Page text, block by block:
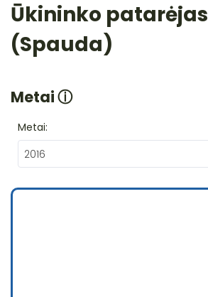
Ūkininko patarėjas
(Spauda)
Metaiⓘ
Metai:
2016